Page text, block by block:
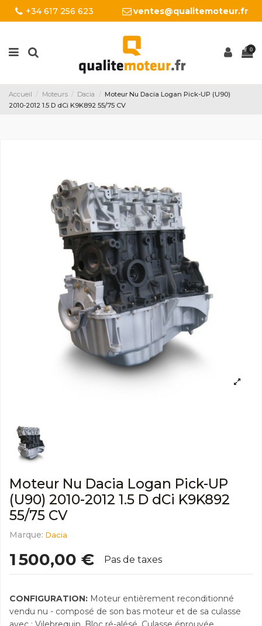
+34 617 256 623 ventes@qualitemoteur.fr
0
Accueil Moteurs Dacia
Moteur Nu Dacia Logan Pick-UP (U90)
2010-2012 1.5 D dCi K9K892 55/75 CV
Moteur Nu Dacia Logan Pick-UP
(U90) 2010-2012 1.5 D dCi K9K892
55/75 CV
Marque: Dacia
1 500,00 € Pas de taxes
CONFIGURATION: Moteur entièrement reconditionné
vendu nu - composé de son bas moteur et de sa culasse